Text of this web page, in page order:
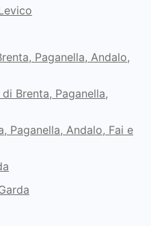
Paganella, Andalo,
Brenta, Paganella,
Paganella, Andalo, Fai e